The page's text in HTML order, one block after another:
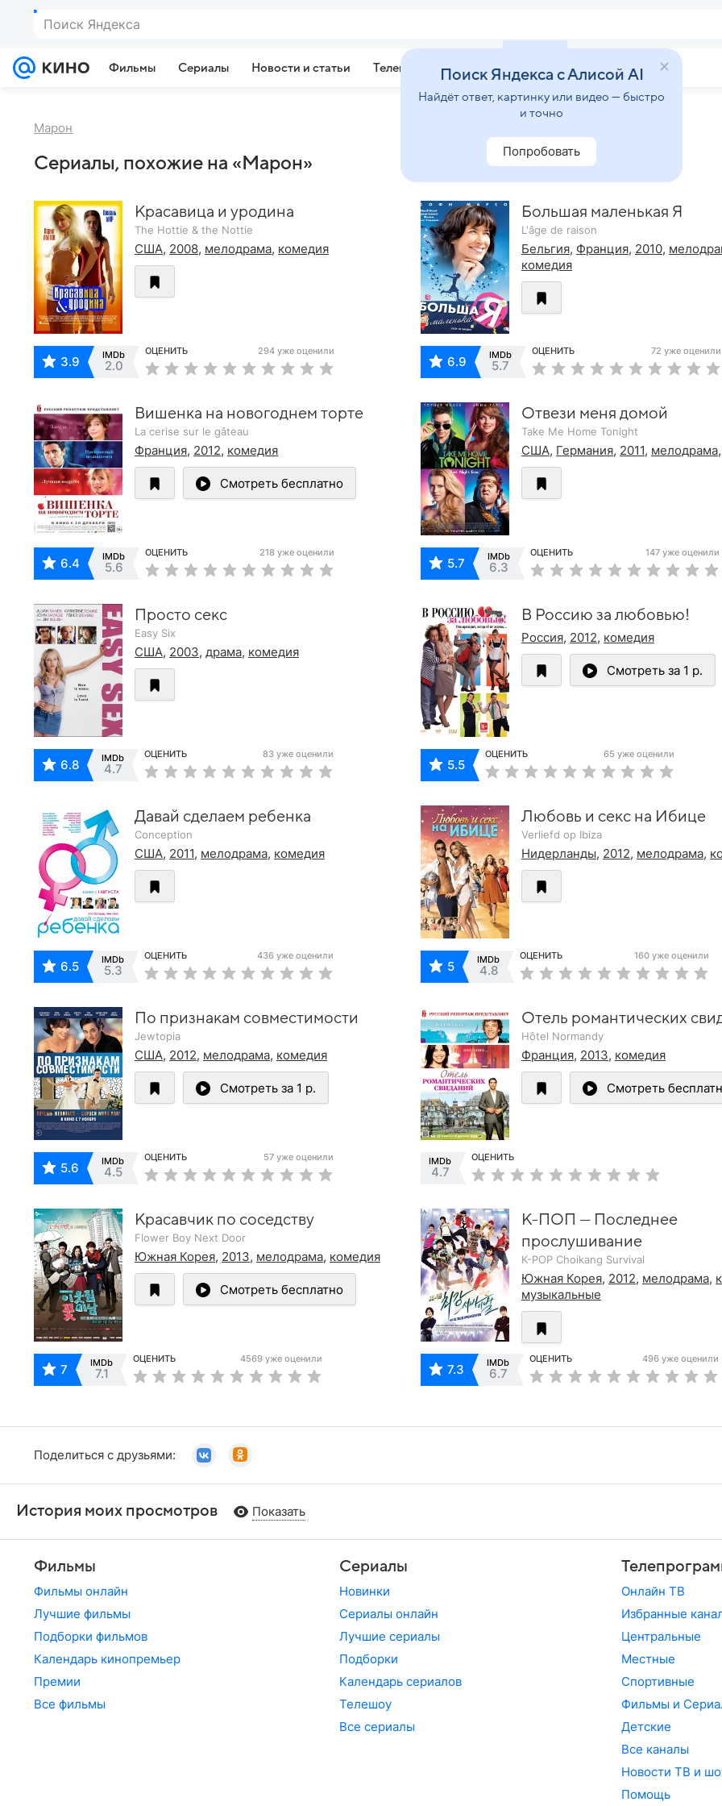
Поиск Яндекса
Фильмы Сериалы Новости и статьи Телепрограмма Звезды
Марон
Сериалы, похожие на «Марон»
Красавица и уродина
The Hottie & the Nottie
США, 2008, мелодрама, комедия
3.9 IMDb
2.0
ОЦЕНИТЬ 294 уже оценили
Большая маленькая Я
L'âge de raison
Бельгия, Франция, 2010,
комедия
6.9 IMDb
5.7
ОЦЕНИТЬ 72 уже оценили
Вишенка на новогоднем торте
La cerise sur le gâteau
Франция, 2012, комедия
Смотреть бесплатно
6.4 IMDb
5.6
ОЦЕНИТЬ 218 уже оценили
Отвези меня домой
Take Me Home Tonight
США, Германия, 2011, мелодрама,
5.7 IMDb
6.3
ОЦЕНИТЬ 147 уже оценили
Просто секс
Easy Six
США, 2003, драма, комедия
6.8 IMDb
4.7
ОЦЕНИТЬ 83 уже оценили
В Россию за любовью!
Россия, 2012, комедия
Смотреть за 1 р.
5.5
ОЦЕНИТЬ 65 уже оценили
Давай сделаем ребенка
Conception
США, 2011, мелодрама, комедия
6.5 IMDb
5.3
ОЦЕНИТЬ 436 уже оценили
Любовь и секс на Ибице
Verliefd op Ibiza
Нидерланды, 2012, мелодрама,
5 IMDb
4.8
ОЦЕНИТЬ 160 уже оценили
По признакам совместимости
Jewtopia
США, 2012, мелодрама, комедия
Смотреть за 1 р.
5.6 IMDb
4.5
ОЦЕНИТЬ 57 уже оценили
Отель романтических
Hôtel Normandy
Франция, 2013, комедия
Смотреть
IMDb
4.7
ОЦЕНИТЬ
Красавчик по соседству
Flower Boy Next Door
Южная Корея, 2013, мелодрама, комедия
Смотреть бесплатно
7 IMDb
7.1
ОЦЕНИТЬ 4569 уже оценили
К-ПОП — Последнее
прослушивание
K-POP Choikang Survival
Южная Корея, 2012, мелодрама,
музыкальные
7.3 IMDb
6.7
ОЦЕНИТЬ 496 уже оценили
Поделиться с друзьями:
История моих просмотров Показать
Фильмы
Фильмы онлайн
Лучшие фильмы
Подборки фильмов
Календарь кинопремьер
Премии
Все фильмы
Сериалы
Новинки
Сериалы онлайн
Лучшие сериалы
Подборки
Календарь сериалов
Телешоу
Все сериалы
Онлайн ТВ
Избранные
Центральные
Местные
Спортивные
Фильмы и
Детские
Все каналы
Новости ТВ и
Помощь
Поиск Яндекса с Алисой AI
Найдёт ответ, картинку или видео — быстро
и точно
Попробовать